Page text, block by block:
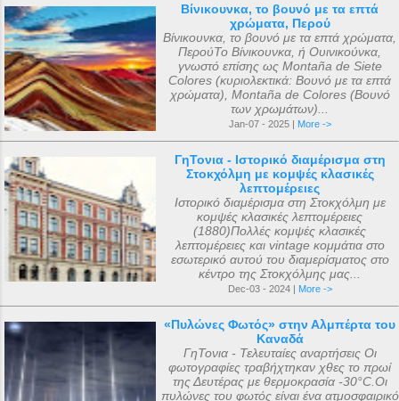
Βίνικουνκα, το βουνό με τα επτά
χρώματα, Περού
Βίνικουνκα, το βουνό με τα επτά χρώματα,
ΠερούΤο Βίνικουνκα, ή Ουινικούνκα,
γνωστό επίσης ως Montaña de Siete
Colores (κυριολεκτικά: Βουνό με τα επτά
χρώματα), Montaña de Colores (Βουνό
των χρωμάτων)...
Jan-07 - 2025 | More ->
ΓηΤονια - Ιστορικό διαμέρισμα στη
Στοκχόλμη με κομψές κλασικές
λεπτομέρειες
Ιστορικό διαμέρισμα στη Στοκχόλμη με
κομψές κλασικές λεπτομέρειες
(1880)Πολλές κομψές κλασικές
λεπτομέρειες και vintage κομμάτια στο
εσωτερικό αυτού του διαμερίσματος στο
κέντρο της Στοκχόλμης μας...
Dec-03 - 2024 | More ->
«Πυλώνες Φωτός» στην Αλμπέρτα του
Καναδά
ΓηΤονια - Τελευταίες αναρτήσεις Οι
φωτογραφίες τραβήχτηκαν χθες το πρωί
της Δευτέρας με θερμοκρασία -30°C.Οι
πυλώνες του φωτός είναι ένα ατμοσφαιρικό